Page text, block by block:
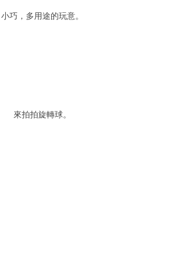
小巧，多用途的玩意。
來拍拍旋轉球。